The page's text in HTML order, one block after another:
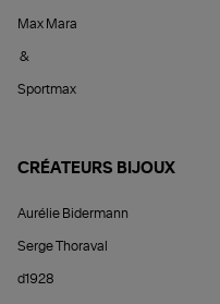
Max Mara
&
Sportmax
CRÉATEURS BIJOUX
Aurélie Bidermann
Serge Thoraval
d1928